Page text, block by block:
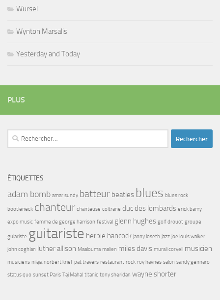
Wursel
Wynton Marsalis
Yesterday and Today
PLUS
Rechercher :
ÉTIQUETTES
adam bomb amar sundy batteur beatles blues blues rock
bootleneck chanteur chanteuse coltrane duc des lombards erick bamy
expo music femme de george harrison festival glenn hughes golf drouot groupe
guiariste guitariste herbie hancock janny loseth jazz joe louis walker
john coghlan luther allison Maalouma malien miles davis murali coryell musicien
musiciens nilaja norbert krief pat travers restaurant rock roy haynes salon sandy gennaro
status quo sunset Paris Taj Mahal titanic tony sheridan wayne shorter